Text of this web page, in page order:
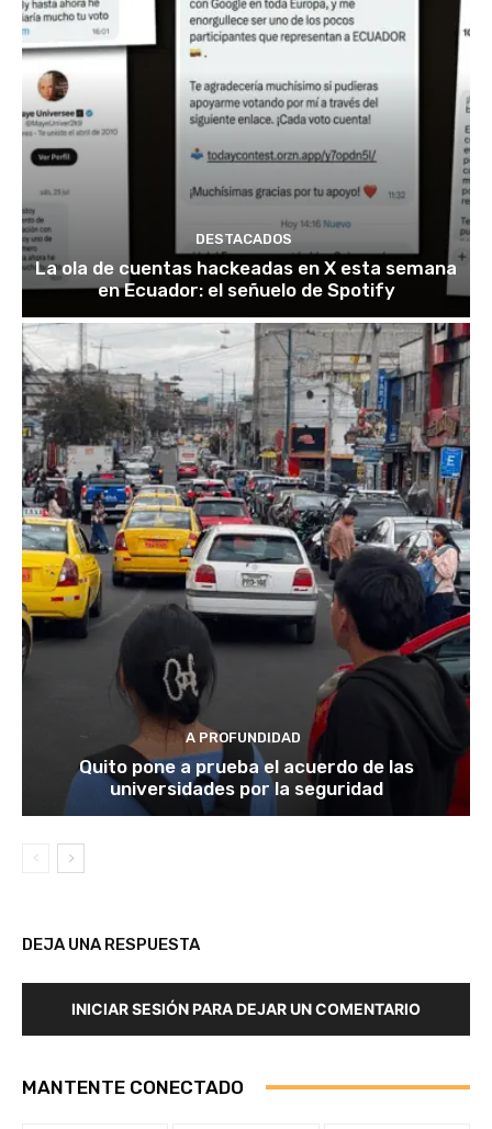
DESTACADOS
La ola de cuentas hackeadas en X esta semana
en Ecuador: el señuelo de Spotify
A PROFUNDIDAD
Quito pone a prueba el acuerdo de las
universidades por la seguridad
DEJA UNA RESPUESTA
INICIAR SESIÓN PARA DEJAR UN COMENTARIO
MANTENTE CONECTADO